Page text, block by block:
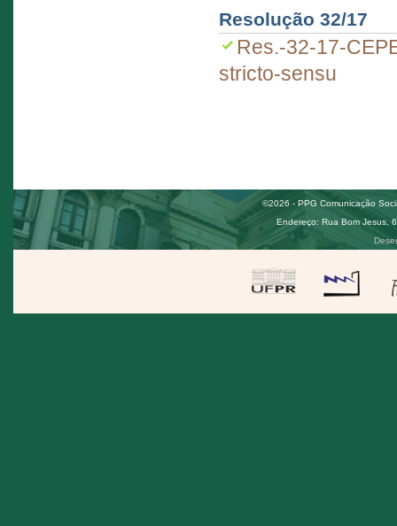
Resolução 32/17
Res.-32-17-
stricto-sensu
©2026 - PPG Comunicação
Endereço: Rua Bom Jesus,